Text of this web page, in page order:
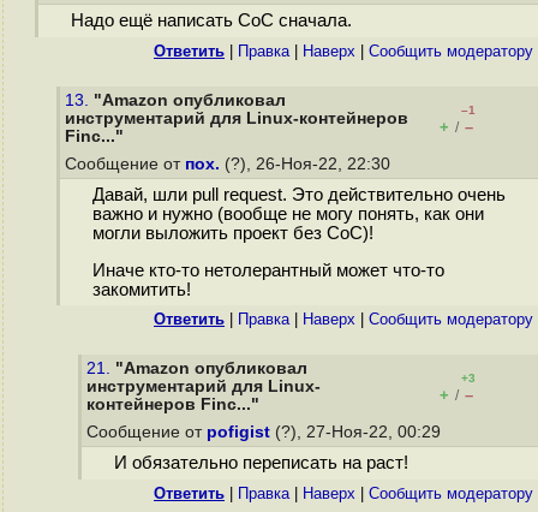
Надо ещё написать CoC сначала.
Ответить Правка| Наверх Cообщить модератору
13. "Amazon опубликовал
инструментарий для Linux-контейнеров
Finc..."
–1
+ / –
Сообщение от пох. (?), 26-Ноя-22, 22:30
Давай, шли pull request. Это действительно очень
важно и нужно (вообще не могу понять, как они
могли выложить проект без CoC)!
Иначе кто-то нетолерантный может что-то
закомитить!
Ответить Правка| Наверх Cообщить модератору
21. "Amazon опубликовал
инструментарий для Linux-
контейнеров Finc..."
+3
+ / –
Сообщение от pofigist (?), 27-Ноя-22, 00:29
И обязательно переписать на раст!
Ответить Правка| Наверх Cообщить модератору